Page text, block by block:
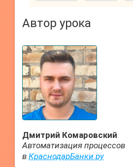
Автор урока
Дмитрий Комаровский
Автоматизация процессов
в КраснодарБанки.ру